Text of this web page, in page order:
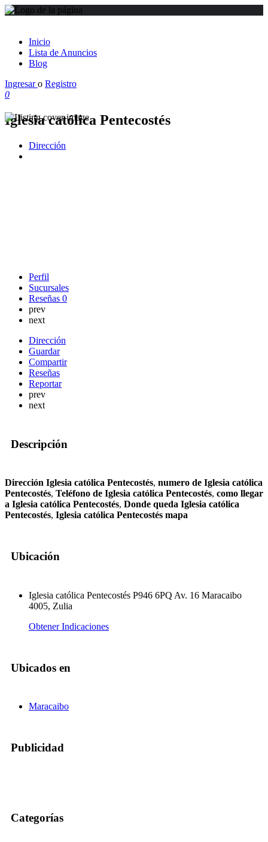
Inicio
Lista de Anuncios
Blog
Ingresaro Registro
0
Iglesia católica Pentecostés
Dirección
Perfil
Sucursales
Reseñas 0
prev
next
Dirección
Guardar
Compartir
Reseñas
Reportar
prev
next
Descripción
Dirección Iglesia católica Pentecostés, numero de Iglesia católica
Pentecostés, Teléfono de Iglesia católica Pentecostés, como llegar
a Iglesia católica Pentecostés, Donde queda Iglesia católica
Pentecostés, Iglesia católica Pentecostés mapa
Ubicación
Iglesia católica Pentecostés P946 6PQ Av. 16 Maracaibo
4005, Zulia
Obtener Indicaciones
Ubicados en
Maracaibo
Publicidad
Categorías